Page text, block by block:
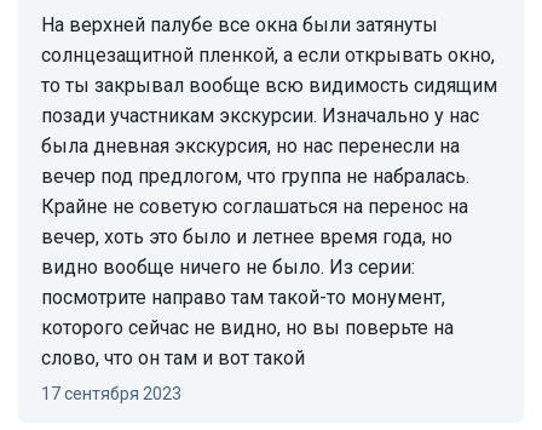
На верхней палубе все окна были затянуты
солнцезащитной пленкой, а если открывать окно,
то ты закрывал вообще всю видимость сидящим
позади участникам экскурсии. Изначально у нас
была дневная экскурсия, но нас перенесли на
вечер под предлогом, что группа не набралась.
Крайне не советую соглашаться на перенос на
вечер, хоть это было и летнее время года, но
видно вообще ничего не было. Из серии:
посмотрите направо там такой-то монумент,
которого сейчас не видно, но вы поверьте на
слово, что он там и вот такой
17 сентября 2023